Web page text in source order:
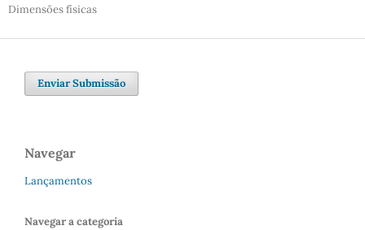
Dimensões físicas
Enviar Submissão
Navegar
Lançamentos
Navegar a categoria